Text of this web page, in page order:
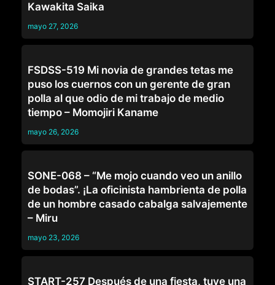
Kawakita Saika
mayo 27, 2026
FSDSS-519 Mi novia de grandes tetas me
puso los cuernos con un gerente de gran
polla al que odio de mi trabajo de medio
tiempo – Momojiri Kaname
mayo 26, 2026
SONE-068 – “Me mojo cuando veo un anillo
de bodas”. ¡La oficinista hambrienta de polla
de un hombre casado cabalga salvajemente
– Miru
mayo 23, 2026
START-257 Después de una fiesta, tuve una